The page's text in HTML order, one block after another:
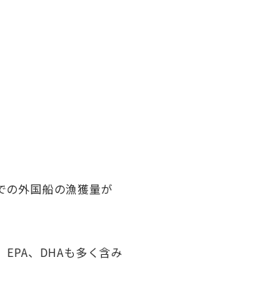
の外国船の漁獲量が
、DHAも多く含み